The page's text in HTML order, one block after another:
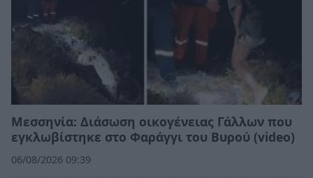
Μεσσηνία: Διάσωση οικογένειας Γάλλων που
εγκλωβίστηκε στο Φαράγγι του Βυρού (video)
06/08/2026 09:39